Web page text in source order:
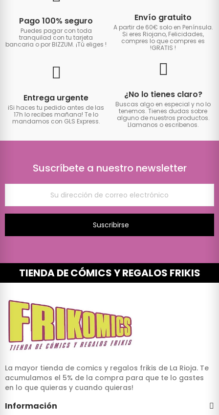
Pago 100% seguro
Puedes pagar con toda
tranquilad con tu tarjeta
bancaria o por BIZZUM. ¡Tú eliges !
Envío gratuito
A partir de 60€ solo en Península.
Si eres Riojano, Felicidades,
compres lo que compres es
!GRATIS !
Entrega urgente
iSi haces tu pedido antes de las
17h lo recibes mañana! Te lo
mandamos con GLS Express.
¿No lo tienes claro?
Buscas algo en especial y no lo
tenemos. Tienes dudas sobre
alguno de nuestros productos.
Llamanos o escribenos.
Suscríbete a nuestro newsletter
Suscribirse
TIENDA DE CÓMICS Y REGALOS FRIKIS
La mayor tienda de comics y regalos frikis de La Rioja. Te
acumulamos el 5% de la compra para que te lo gastes
en lo que quieras y cuando quieras!
Información